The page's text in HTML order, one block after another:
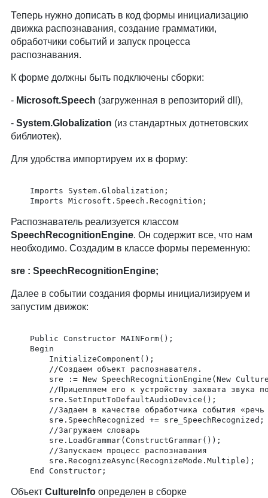
Теперь нужно дописать в код формы инициализацию
движка распознавания, создание грамматики,
обработчики событий и запуск процесса
распознавания.
К форме должны быть подключены сборки:
- Microsoft.Speech (загруженная в репозиторий dll),
- System.Globalization (из стандартных дотнетовских
библиотек).
Для удобства импортируем их в форму:
	Imports Microsoft.Speech.Recognition;
Распознаватель реализуется классом
SpeechRecognitionEngine. Он содержит все, что нам
необходимо. Создадим в классе формы переменную:
sre : SpeechRecognitionEngine;
Далее в событии создания формы инициализируем и
запустим движок:
	End Constructor;
Объект CultureInfoопределен в сборке